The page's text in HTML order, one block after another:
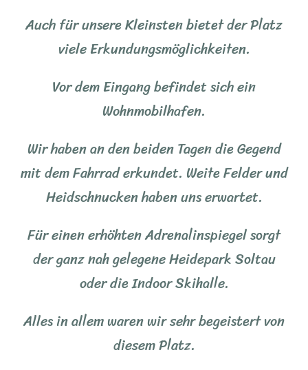
Auch für unsere Kleinsten bietet der Platz
viele Erkundungsmöglichkeiten.
Vor dem Eingang befindet sich ein
Wohnmobilhafen.
Wir haben an den beiden Tagen die Gegend
mit dem Fahrrad erkundet. Weite Felder und
Heidschnucken haben uns erwartet.
Für einen erhöhten Adrenalinspiegel sorgt
der ganz nah gelegene Heidepark Soltau
oder die Indoor Skihalle.
Alles in allem waren wir sehr begeistert von
diesem Platz.